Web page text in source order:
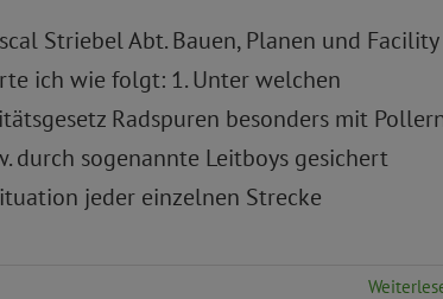
Striebel Abt. Bauen, Planen und Facility
ich wie folgt: 1. Unter welchen
Radspuren besonders mit
durch sogenannte Leitboys gesichert
jeder einzelnen Strecke